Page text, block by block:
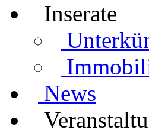
Inserate
News